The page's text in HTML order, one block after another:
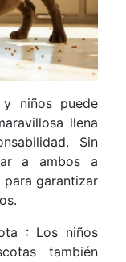
y niños puede
llena
Sin
a ambos a
para garantizar
: Los niños
también